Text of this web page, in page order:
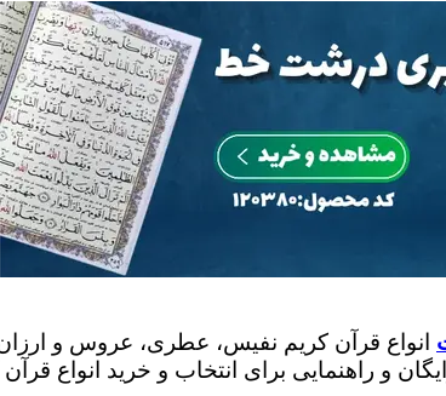
انواع قرآن کریم نفیس، عطری، عروس و
و راهنمایی برای انتخاب و خرید انواع